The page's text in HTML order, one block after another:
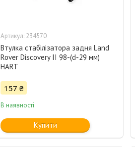
234570
Втулка стабілізатора задня Land
Rover Discovery II 98-(d-29 мм)
HART
157 ₴
В наявності
Купити